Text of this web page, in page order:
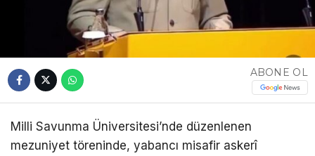
ABONE OL
Milli Savunma Üniversitesi’nde düzenlenen
mezuniyet töreninde, yabancı misafir askerî